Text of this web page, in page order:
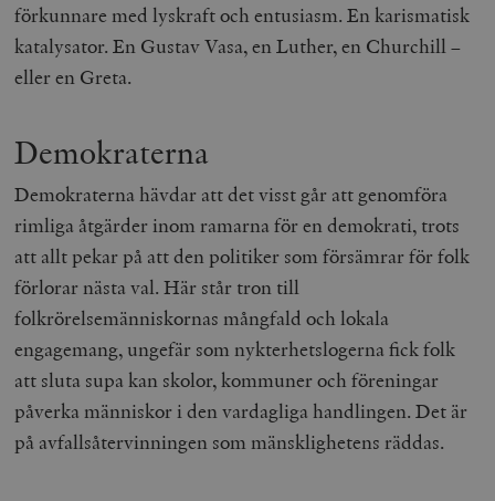
förkunnare med lyskraft och entusiasm. En karismatisk
katalysator. En Gustav Vasa, en Luther, en Churchill –
eller en Greta.
Demokraterna
Demokraterna hävdar att det visst går att genomföra
rimliga åtgärder inom ramarna för en demokrati, trots
att allt pekar på att den politiker som försämrar för folk
förlorar nästa val. Här står tron till
folkrörelsemänniskornas mångfald och lokala
engagemang, ungefär som nykterhetslogerna fick folk
att sluta supa kan skolor, kommuner och föreningar
påverka människor i den vardagliga handlingen. Det är
på avfallsåtervinningen som mänsklighetens räddas.